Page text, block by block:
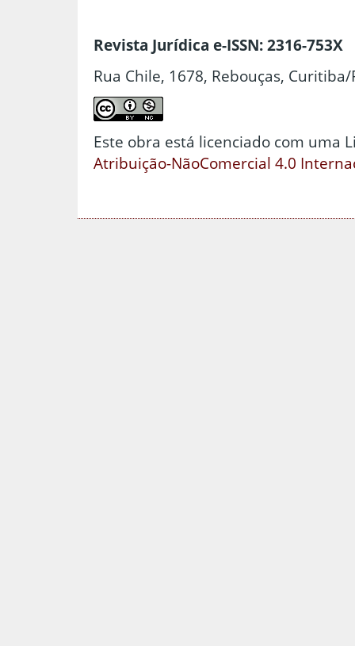
Revista Jurídica e-ISSN: 2316-753X
Rua Chile, 1678, Rebouças, Curitiba/
Este obra está licenciado com uma
Atribuição-NãoComercial 4.0